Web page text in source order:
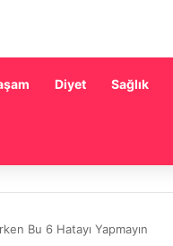
Diyet Sağlık
Bu 6 Hatayı Yapmayın